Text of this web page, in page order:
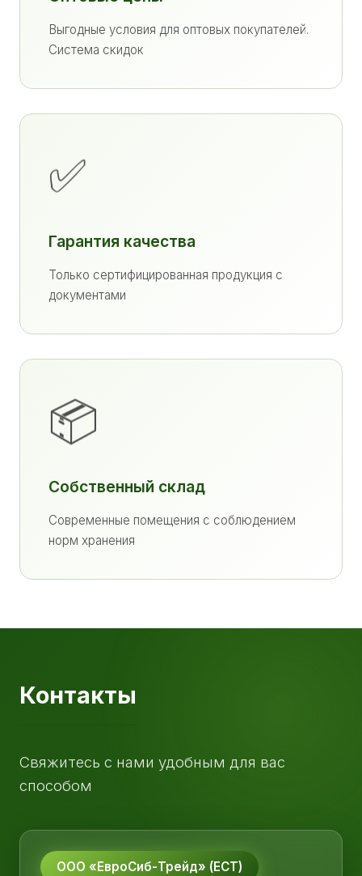
Выгодные условия для оптовых покупателей.
Система скидок
✅
Гарантия качества
Только сертифицированная продукция с
документами
📦
Собственный склад
Современные помещения с соблюдением
норм хранения
Контакты
Свяжитесь с нами удобным для вас
способом
ООО «ЕвроСиб-Трейд» (ЕСТ)